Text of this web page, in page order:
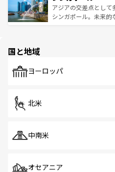
が待っている。親しみ
た文化、そして多様な
ており、効率よく見ど
うな絶景から文化的な
アジアの交差点として
シンガポール。未来的
で、ホーカーズは地元
国と地域
ヨーロッパ
北米
中南米
オセアニア